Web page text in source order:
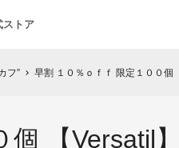
ストア
フ” chevron_right 早割 １０％ｏｆｆ 限定１００個
個 【Versatil